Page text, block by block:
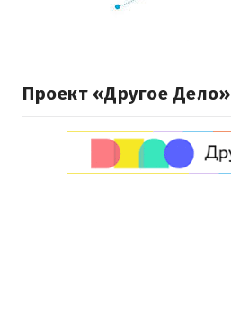
Проект «Другое Дело»